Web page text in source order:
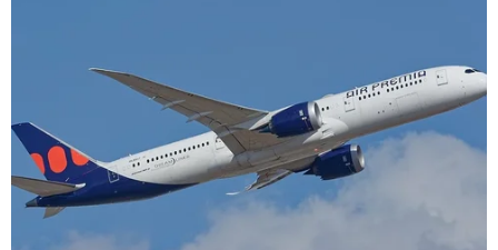
Chính quyền địa phương hai cấp: Chuyển
biến từ cơ sở ở Phú Thọ
Chính quyền gần dân, tạo nền móng phát
triển
Ninh Bình: Hơn 740 cơ sở nhà, đất dôi dư